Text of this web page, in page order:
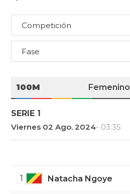
Competición
Fase
100M Femenino
SERIE 1
Viernes 02 Ago. 2024- 03:35
1 Natacha Ngoye